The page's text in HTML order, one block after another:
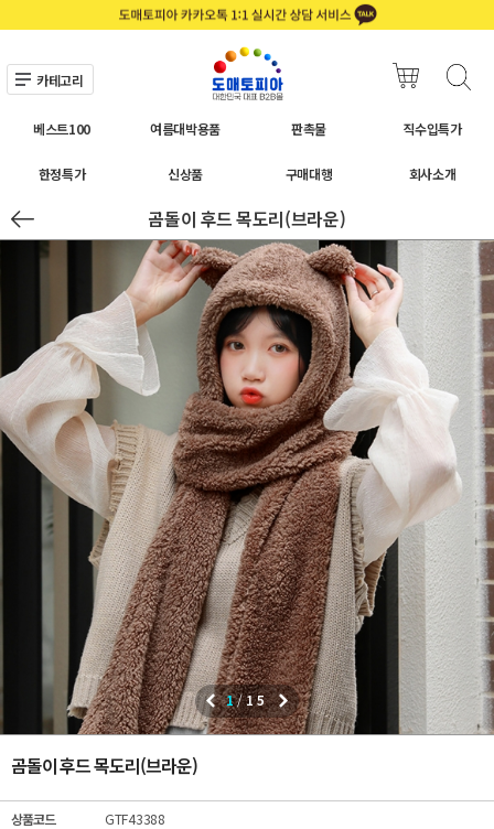
카테고리
베스트100 여름대박용품 판촉물 직수입특가
한정특가 신상품 구매대행 회사소개
곰돌이 후드 목도리(브라운)
1/15
곰돌이 후드 목도리(브라운)
상품코드
GTF43388